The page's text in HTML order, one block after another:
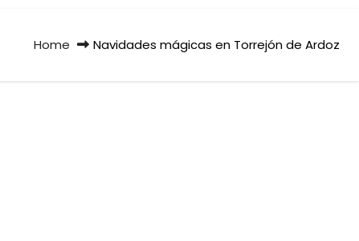
Home Navidades mágicas en Torrejón de Ardoz